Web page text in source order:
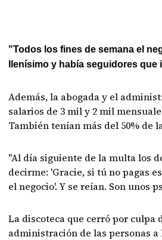
"Todos los fines de semana el
llenísimo y había seguidores que
Además, la abogada y el
salarios de 3 mil y 2 mil
También tenían más del 50% de
"Al día siguiente de la multa los
decirme: 'Gracie, si tú no pagas
el negocio'. Y se reían. Son unos
La discoteca que cerró por culpa
administración de las personas a